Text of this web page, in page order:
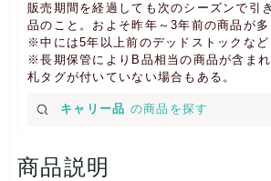
販売期間を経過しても次のシーズンで引
品のこと。およそ昨年～3年前の商品が多
※中には5年以上前のデッドストックなど
※長期保管によりB品相当の商品が含ま
札タグが付いていない場合もある。
キャリー品 の商品を探す
商品説明